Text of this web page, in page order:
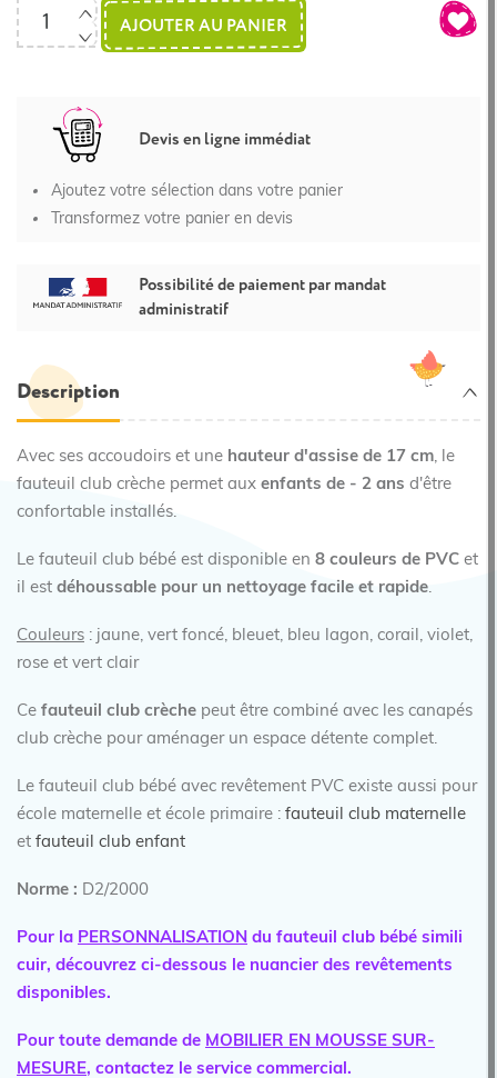
AJOUTER AU PANIER
Devis en ligne immédiat
Ajoutez votre sélection dans votre panier
Transformez votre panier en devis
Possibilité de paiement par mandat
administratif
Description
Avec ses accoudoirs et une hauteur d'assise de 17 cm, le
fauteuil club crèche permet aux enfants de - 2 ans d'être
confortable installés.
Le fauteuil club bébé est disponible en 8 couleurs de PVC et
il est déhoussable pour un nettoyage facile et rapide.
Couleurs : jaune, vert foncé, bleuet, bleu lagon, corail, violet,
rose et vert clair
Ce fauteuil club crèche peut être combiné avec les canapés
club crèche pour aménager un espace détente complet.
Le fauteuil club bébé avec revêtement PVC existe aussi pour
école maternelle et école primaire : fauteuil club maternelle
et fauteuil club enfant
Norme : D2/2000
Pour la PERSONNALISATION du fauteuil club bébé simili
cuir, découvrez ci-dessous le nuancier des revêtements
disponibles.
Pour toute demande de MOBILIER EN MOUSSE SUR-
MESURE, contactez le service commercial.